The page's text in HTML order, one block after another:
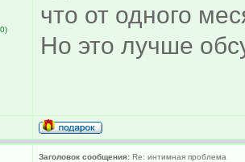
что от одного
Но это лучше
Заголовок сообщения: Re: интимная проблема